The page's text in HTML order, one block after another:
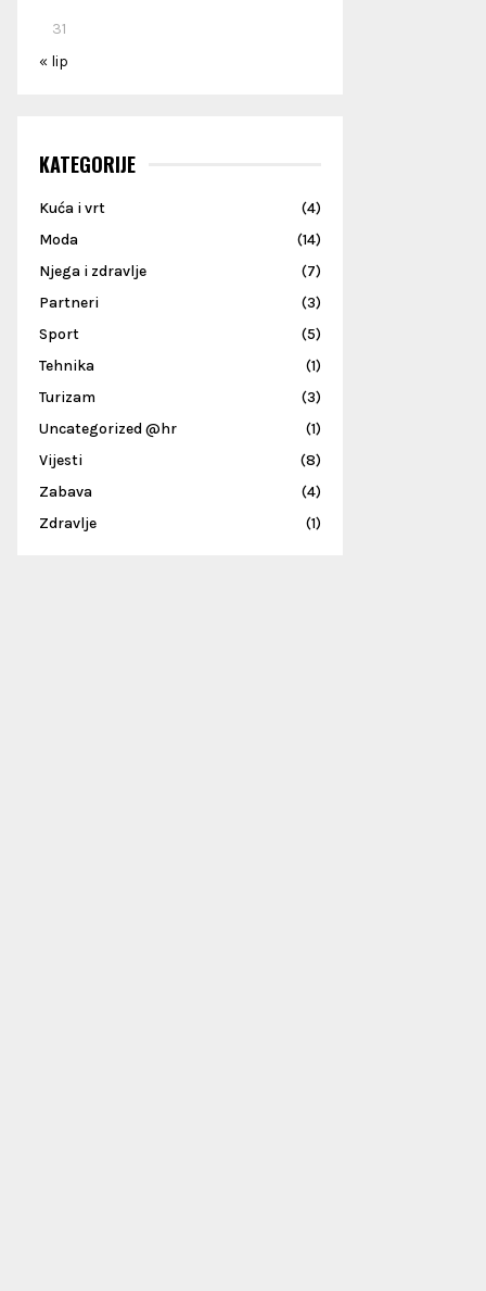
31
« lip
KATEGORIJE
Kuća i vrt
(4)
Moda
(14)
Njega i zdravlje
(7)
Partneri
(3)
Sport
(5)
Tehnika
(1)
Turizam
(3)
Uncategorized @hr
(1)
Vijesti
(8)
Zabava
(4)
Zdravlje
(1)